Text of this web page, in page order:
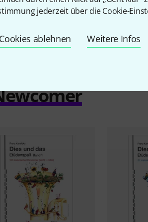
jederzeit über die Cookie-
Cookies ablehnen Weitere Infos
€ 23,50 €